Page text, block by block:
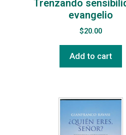
Trenzando
evangelio
$20.00
Add to cart